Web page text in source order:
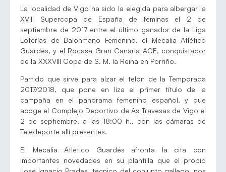
La localidad de Vigo ha sido la elegida para albergar la
XVIII Supercopa de España de féminas el 2 de
septiembre de 2017 entre el último ganador de la Liga
Loterías de Balonmano Femenino, el Mecalia Atlético
Guardés, y el Rocasa Gran Canaria ACE, conquistador
de la XXXVIII Copa de S. M. la Reina en Porriño.
Partido que sirve para alzar el telón de la Temporada
2017/2018, que pone en liza el primer título de la
campaña en el panorama femenino español, y que
acoge el Complejo Deportivo de As Travesas de Vigo el
2 de septiembre, a las 18:00 h., con las cámaras de
Teledeporte allí presentes.
El Mecalia Atlético Guardés afronta la cita con
importantes novedades en su plantilla que el propio